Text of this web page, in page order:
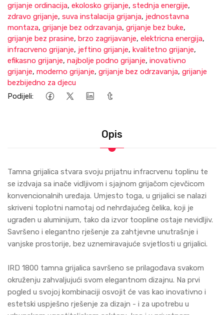
grijanje ordinacija, ekolosko grijanje, stednja energije,
zdravo grijanje, suva instalacija grijanja, jednostavna
montaza, grijanje bez odrzavanja, grijanje bez buke,
grijanje bez prasine, brzo zagrijavanje, elektricna energija,
infracrveno grijanje, jeftino grijanje, kvalitetno grijanje,
efikasno grijanje, najbolje podno grijanje, inovativno
grijanje, moderno grijanje, grijanje bez odrzavanja, grijanje
bezbijedno za djecu
Podijeli:
Opis
Tamna grijalica stvara svoju prijatnu infracrvenu toplinu te
se izdvaja sa inače vidljivom i sjajnom grijačom cjevčicom
konvencionalnih uređaja. Umjesto toga, u grijalici se nalazi
skriveni toplotni namotaj od nehrđajućeg čelika, koji je
ugrađen u aluminijum, tako da izvor toopline ostaje nevidljiv.
Savršeno i elegantno rješenje za zahtjevne unutrašnje i
vanjske prostorije, bez uznemiravajuće svjetlosti u grijalici.
IRD 1800 tamna grijalica savršeno se prilagođava svakom
okruženju zahvaljujući svom elegantnom dizajnu. Na prvi
pogled u svojoj kombinaciji osvojit će vas kao inovativno i
estetski uspješno rješenje za dizajn - i za upotrebu u